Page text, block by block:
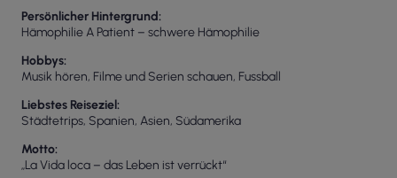
Persönlicher Hintergrund
Hämophilie A Patient – schwere Hämophilie
Hobbys
Musik hören, Filme und Serien schauen, Fussball
Liebstes Reiseziel
Städtetrips, Spanien, Asien, Südamerika
Motto
„La Vida loca – das Leben ist verrückt“